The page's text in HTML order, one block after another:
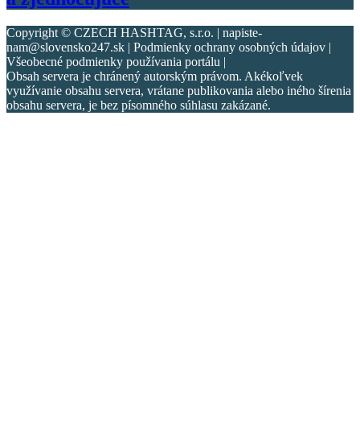
Copyright © CZECH HASHTAG, s.r.o. | napiste-
nam@slovensko247.sk | Podmienky ochrany osobných údajov |
Všeobecné podmienky používania portálu |
Obsah servera je chránený autorským právom. Akékoľvek
využívanie obsahu servera, vrátane publikovania alebo iného šírenia
obsahu servera, je bez písomného súhlasu zakázané.